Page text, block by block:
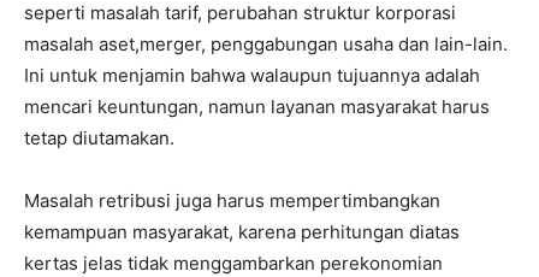
seperti masalah tarif, perubahan struktur korporasi
masalah aset,merger, penggabungan usaha dan lain-lain.
Ini untuk menjamin bahwa walaupun tujuannya adalah
mencari keuntungan, namun layanan masyarakat harus
tetap diutamakan.
Masalah retribusi juga harus mempertimbangkan
kemampuan masyarakat, karena perhitungan diatas
kertas jelas tidak menggambarkan perekonomian